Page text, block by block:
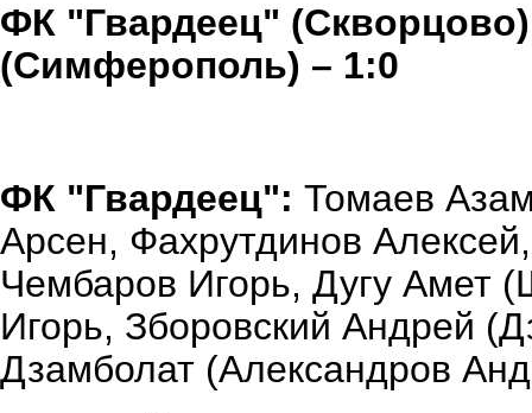
ФК "Гвардеец"
(Симферополь) – 1:0
ФК "Гвардеец": Томаев
Арсен, Фахрутдинов
Чембаров Игорь, Дугу Амет
Игорь, Зборовский Андрей
Дзамболат (Александров